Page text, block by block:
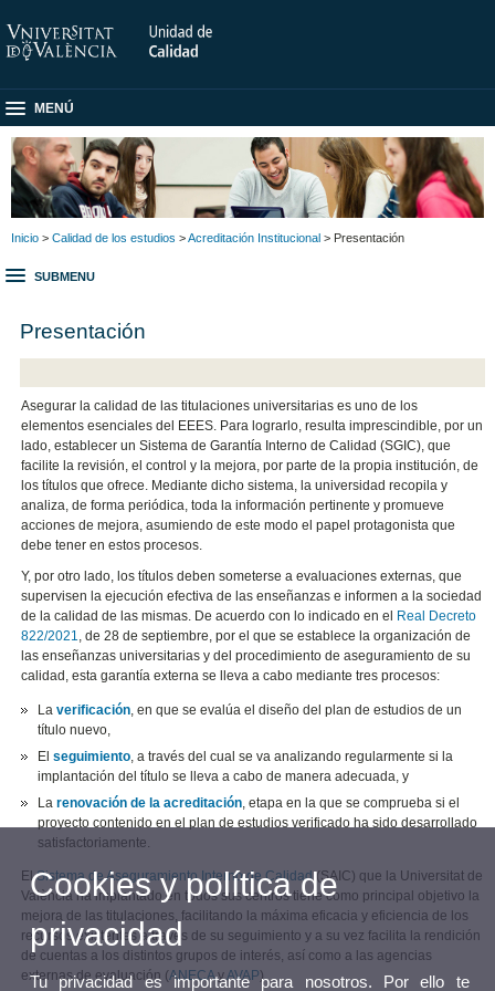
MENÚ
Inicio > Calidad de los estudios >Acreditación Institucional > Presentación
SUBMENU
Presentación
Asegurar la calidad de las titulaciones universitarias es uno de los
elementos esenciales del EEES. Para lograrlo, resulta imprescindible, por un
lado, establecer un Sistema de Garantía Interno de Calidad (SGIC), que
facilite la revisión, el control y la mejora, por parte de la propia institución, de
los títulos que ofrece. Mediante dicho sistema, la universidad recopila y
analiza, de forma periódica, toda la información pertinente y promueve
acciones de mejora, asumiendo de este modo el papel protagonista que
debe tener en estos procesos.
Y, por otro lado, los títulos deben someterse a evaluaciones externas, que
supervisen la ejecución efectiva de las enseñanzas e informen a la sociedad
de la calidad de las mismas. De acuerdo con lo indicado en el
Real Decreto
822/2021, de 28 de septiembre, por el que se establece la organización de
las enseñanzas universitarias y del procedimiento de aseguramiento de su
calidad, esta garantía externa se lleva a cabo mediante tres procesos:
Laverificación, en que se evalúa el diseño del plan de estudios de un
título nuevo,
Elseguimiento, a través del cual se va analizando regularmente si la
implantación del título se lleva a cabo de manera adecuada, y
Larenovación de la acreditación, etapa en la que se comprueba si el
proyecto contenido en el plan de estudios verificado ha sido desarrollado
satisfactoriamente.
ElSistema de Aseguramiento Interno de Calidad(SAIC) que la Universitat de
València ha implantado en todos sus centros tiene como principal objetivo la
mejora de las titulaciones, facilitando la máxima eficacia y eficiencia de los
recursos existentes a través de su seguimiento y a su vez facilita la rendición
de cuentas a los distintos grupos de interés, así como a las agencias
externas de evaluación (ANECAyAVAP).
Cookies y política de
privacidad
Tu privacidad es importante para nosotros. Por ello te